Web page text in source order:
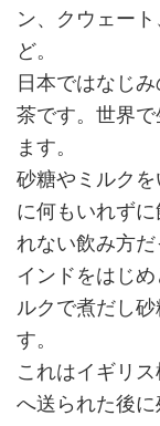
ン、クウェー
ど。
日本ではなじ
茶です。世界
ます。
砂糖やミルク
に何もいれず
れない飲み方だ
インドをはじ
ルクで煮だし
す。
これはイギリ
へ送られた後